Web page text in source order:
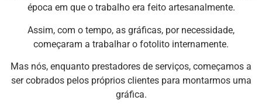
época em que o trabalho era feito artesanalmente.
Assim, com o tempo, as gráficas, por necessidade,
começaram a trabalhar o fotolito internamente.
Mas nós, enquanto prestadores de serviços, começamos a
ser cobrados pelos próprios clientes para montarmos uma
gráfica.